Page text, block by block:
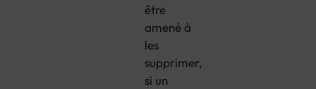
être
amené à
les
supprimer,
si un